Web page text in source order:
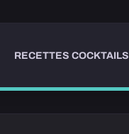
RECETTES COCKTAILS